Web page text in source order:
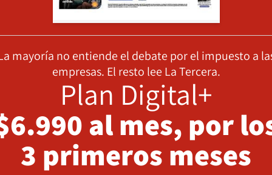
mayoría no entiende el debate por el impuesto a
empresas. El resto lee La Tercera.
Plan Digital+
al mes, por
3 primeros meses